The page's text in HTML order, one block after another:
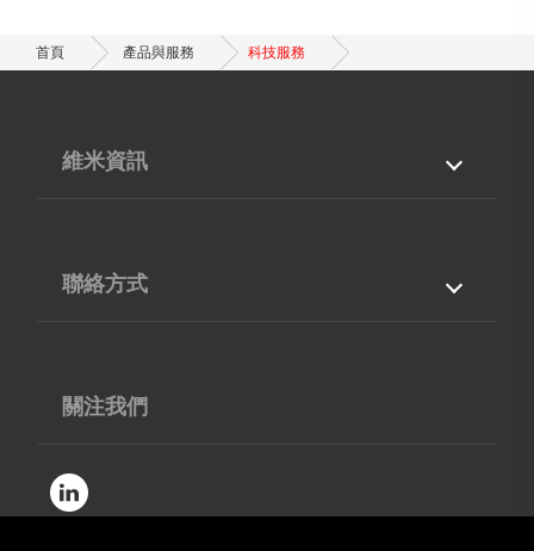
首頁 產品與服務 科技服務
維米資訊
專業能力
聯絡方式
04-36002668
contact@vimic.com
關注我們